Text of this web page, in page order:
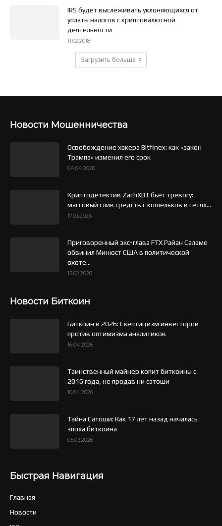
IRS будет выслеживать уклоняющихся от
уплаты налогов с криптовалютной
деятельности
11.02.2018
Загрузить больше
Новости Мошенничества
Освобождение хакера Bitfinex: как «закон
Трампа» изменил его срок
04.04.2026
Криптодетектив ZachXBT бьёт тревогу:
массовый слив средств с кошельков в сетях...
17.03.2026
Приговоренный экс-глава FTX Райан Саламе
обвинил Минюст США в политической
охоте...
15.02.2026
Новости Биткоин
Биткоин в 2026: Скептицизм инвесторов
против оптимизма аналитиков
16.04.2026
Таинственный майнер копит биткоины с
2016 года, не продав ни сатоши
10.04.2026
Тайна Сатоши: Как 17 лет назад началась
эпоха биткоина
05.03.2026
Быстрая Навигация
Главная
Новости